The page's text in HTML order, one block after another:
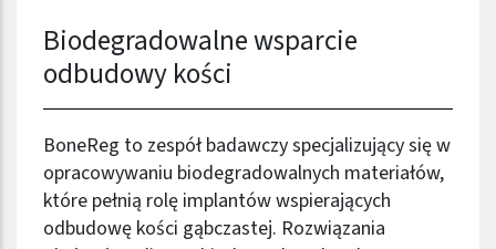
Biodegradowalne wsparcie
odbudowy kości
BoneReg to zespół badawczy specjalizujący się w
opracowywaniu biodegradowalnych materiałów,
które pełnią rolę implantów wspierających
odbudowę kości gąbczastej. Rozwiązania